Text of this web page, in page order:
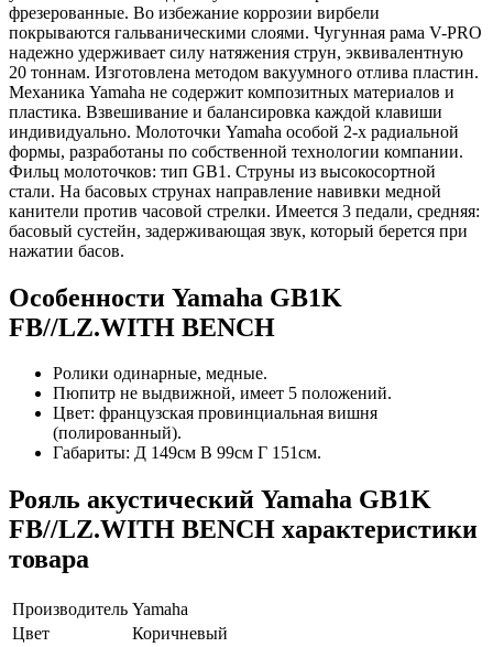
фрезерованные. Во избежание коррозии вирбели
покрываются гальваническими слоями. Чугунная рама V-PRO
надежно удерживает силу натяжения струн, эквивалентную
20 тоннам. Изготовлена методом вакуумного отлива пластин.
Механика Yamaha не содержит композитных материалов и
пластика. Взвешивание и балансировка каждой клавиши
индивидуально. Молоточки Yamaha особой 2-х радиальной
формы, разработаны по собственной технологии компании.
Фильц молоточков: тип GB1. Струны из высокосортной
стали. На басовых струнах направление навивки медной
канители против часовой стрелки. Имеется 3 педали, средняя:
басовый сустейн, задерживающая звук, который берется при
нажатии басов.
Особенности Yamaha GB1K
FB//LZ.WITH BENCH
Ролики одинарные, медные.
Пюпитр не выдвижной, имеет 5 положений.
Цвет: французская провинциальная вишня
(полированный).
Габариты: Д 149см В 99см Г 151см.
Рояль акустический Yamaha GB1K
FB//LZ.WITH BENCH характеристики
товара
Производитель Yamaha
Цвет
Коричневый